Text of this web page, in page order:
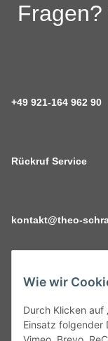
Wie wir
Durch Klicken auf
Einsatz folgender
+49 921-164 962 90
Rückruf Service
kontakt@theo-
Service